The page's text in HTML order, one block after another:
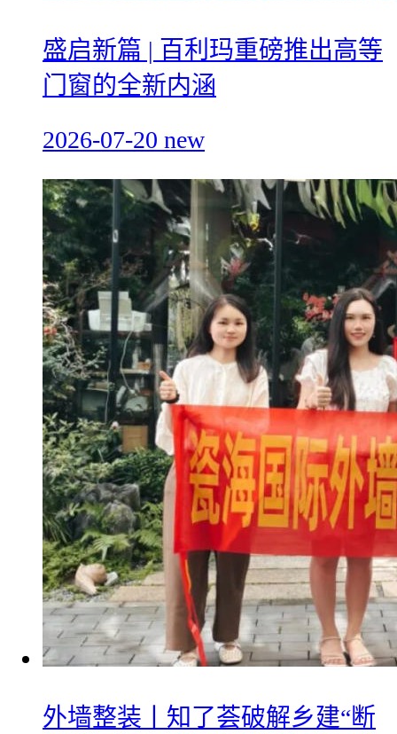
盛启新篇 | 百利玛重磅推出高等
门窗的全新内涵
2026-07-20 new
外墙整装丨知了荟破解乡建“断